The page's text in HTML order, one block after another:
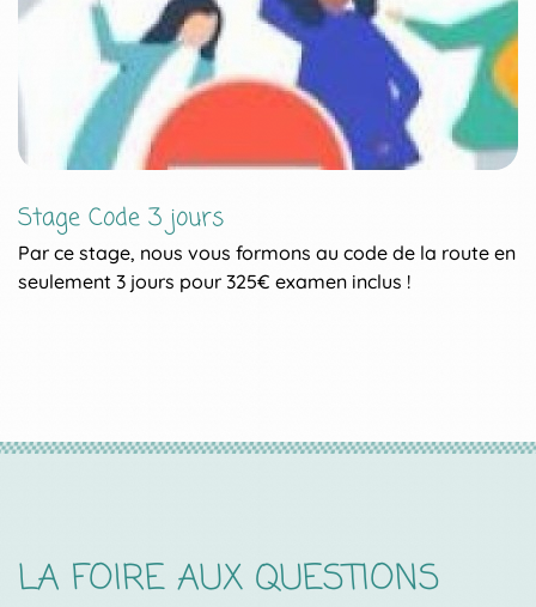
Stage Code 3 jours
Par ce stage, nous vous formons au code de la route en
seulement 3 jours pour 325€ examen inclus !
LA FOIRE AUX QUESTIONS